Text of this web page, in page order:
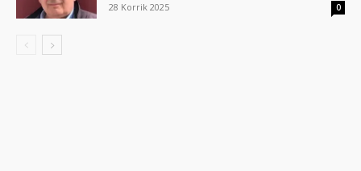
28 Korrik 2025
0